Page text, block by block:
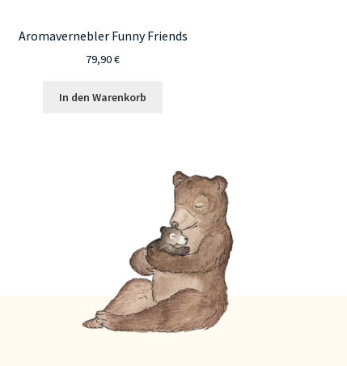
Aromavernebler Funny Friends
79,90€
In den Warenkorb